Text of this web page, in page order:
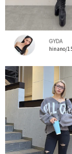
GYDA
hinano/